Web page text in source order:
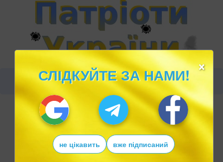
×
СЛІДКУЙТЕ ЗА НАМИ!
не цікавить вже підписаний